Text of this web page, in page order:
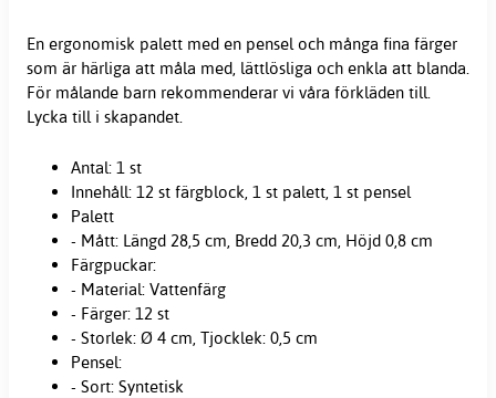
En ergonomisk palett med en pensel och många fina färger
som är härliga att måla med, lättlösliga och enkla att blanda.
För målande barn rekommenderar vi våra förkläden till.
Lycka till i skapandet.
Antal: 1 st
Innehåll: 12 st färgblock, 1 st palett, 1 st pensel
Palett
- Mått: Längd 28,5 cm, Bredd 20,3 cm, Höjd 0,8 cm
Färgpuckar:
- Material: Vattenfärg
- Färger: 12 st
- Storlek: Ø 4 cm, Tjocklek: 0,5 cm
Pensel:
- Sort: Syntetisk